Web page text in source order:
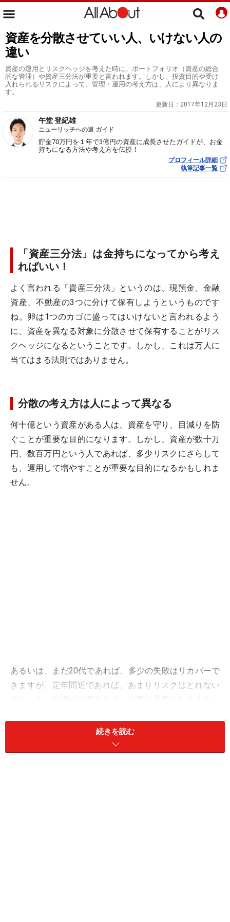
資産を分散させていい人、いけない人の
違い
資産の運用とリスクヘッジを考えた時に、ポートフォリオ（資産の総合
的な管理）や資産三分法が重要と言われます。しかし、投資目的や受け
入れられるリスクによって、管理・運用の考え方は、人により異なりま
す。
更新日： 2017年12月23日
午堂 登紀雄
ニューリッチへの道 ガイド
貯金70万円を１年で3億円の資産に成長させたガイドが、お金
持ちになる方法や考え方を伝授！
プロフィール詳細
執筆記事一覧
「資産三分法」は金持ちになってから考え
ればいい！
よく言われる「資産三分法」というのは、現預金、金融
資産、不動産の3つに分けて保有しようというものです
ね。卵は1つのカゴに盛ってはいけないと言われるよう
に、資産を異なる対象に分散させて保有することがリス
クヘッジになるということです。しかし、これは万人に
当てはまる法則ではありません。
分散の考え方は人によって異なる
何十億という資産がある人は、資産を守り、目減りを防
ぐことが重要な目的になります。しかし、資産が数十万
円、数百万円という人であれば、多少リスクにさらして
も、運用して増やすことが重要な目的になるかもしれま
せん。
あるいは、まだ20代であれば、多少の失敗はリカバーで
きますが、定年間近であれば、あまりリスクはとれない
続きを読む